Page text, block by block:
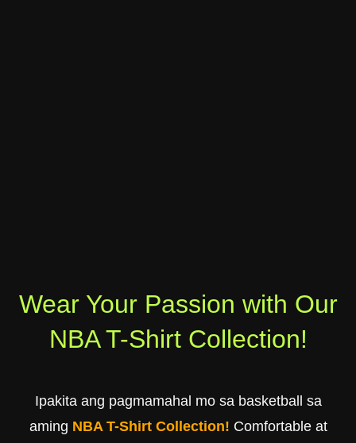
Wear Your Passion with Our
NBA T-Shirt Collection!
Ipakita ang pagmamahal mo sa basketball sa
aming NBA T-Shirt Collection! Comfortable at